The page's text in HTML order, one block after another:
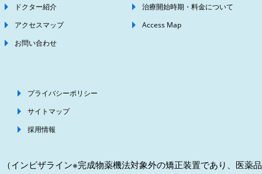
ドクター紹介
治療開始時期・料金について
アクセスマップ
Access Map
お問い合わせ
プライバシーポリシー
サイトマップ
採用情報
（インビザライン※完成物薬機法対象外の矯正装置であり、医薬品